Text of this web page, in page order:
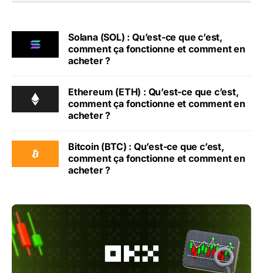
Solana (SOL) : Qu’est-ce que c’est,
comment ça fonctionne et comment en
acheter ?
Ethereum (ETH) : Qu’est-ce que c’est,
comment ça fonctionne et comment en
acheter ?
Bitcoin (BTC) : Qu’est-ce que c’est,
comment ça fonctionne et comment en
acheter ?